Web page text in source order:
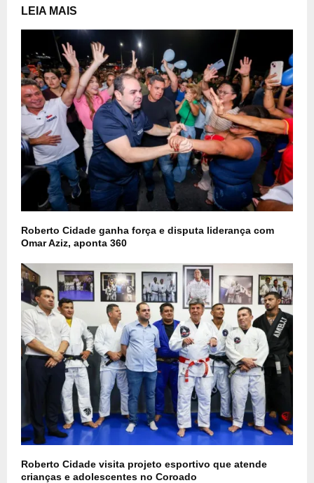
LEIA MAIS
Roberto Cidade ganha força e disputa liderança com
Omar Aziz, aponta 360
Roberto Cidade visita projeto esportivo que atende
crianças e adolescentes no Coroado